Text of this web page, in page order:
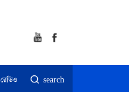
রেডিও search